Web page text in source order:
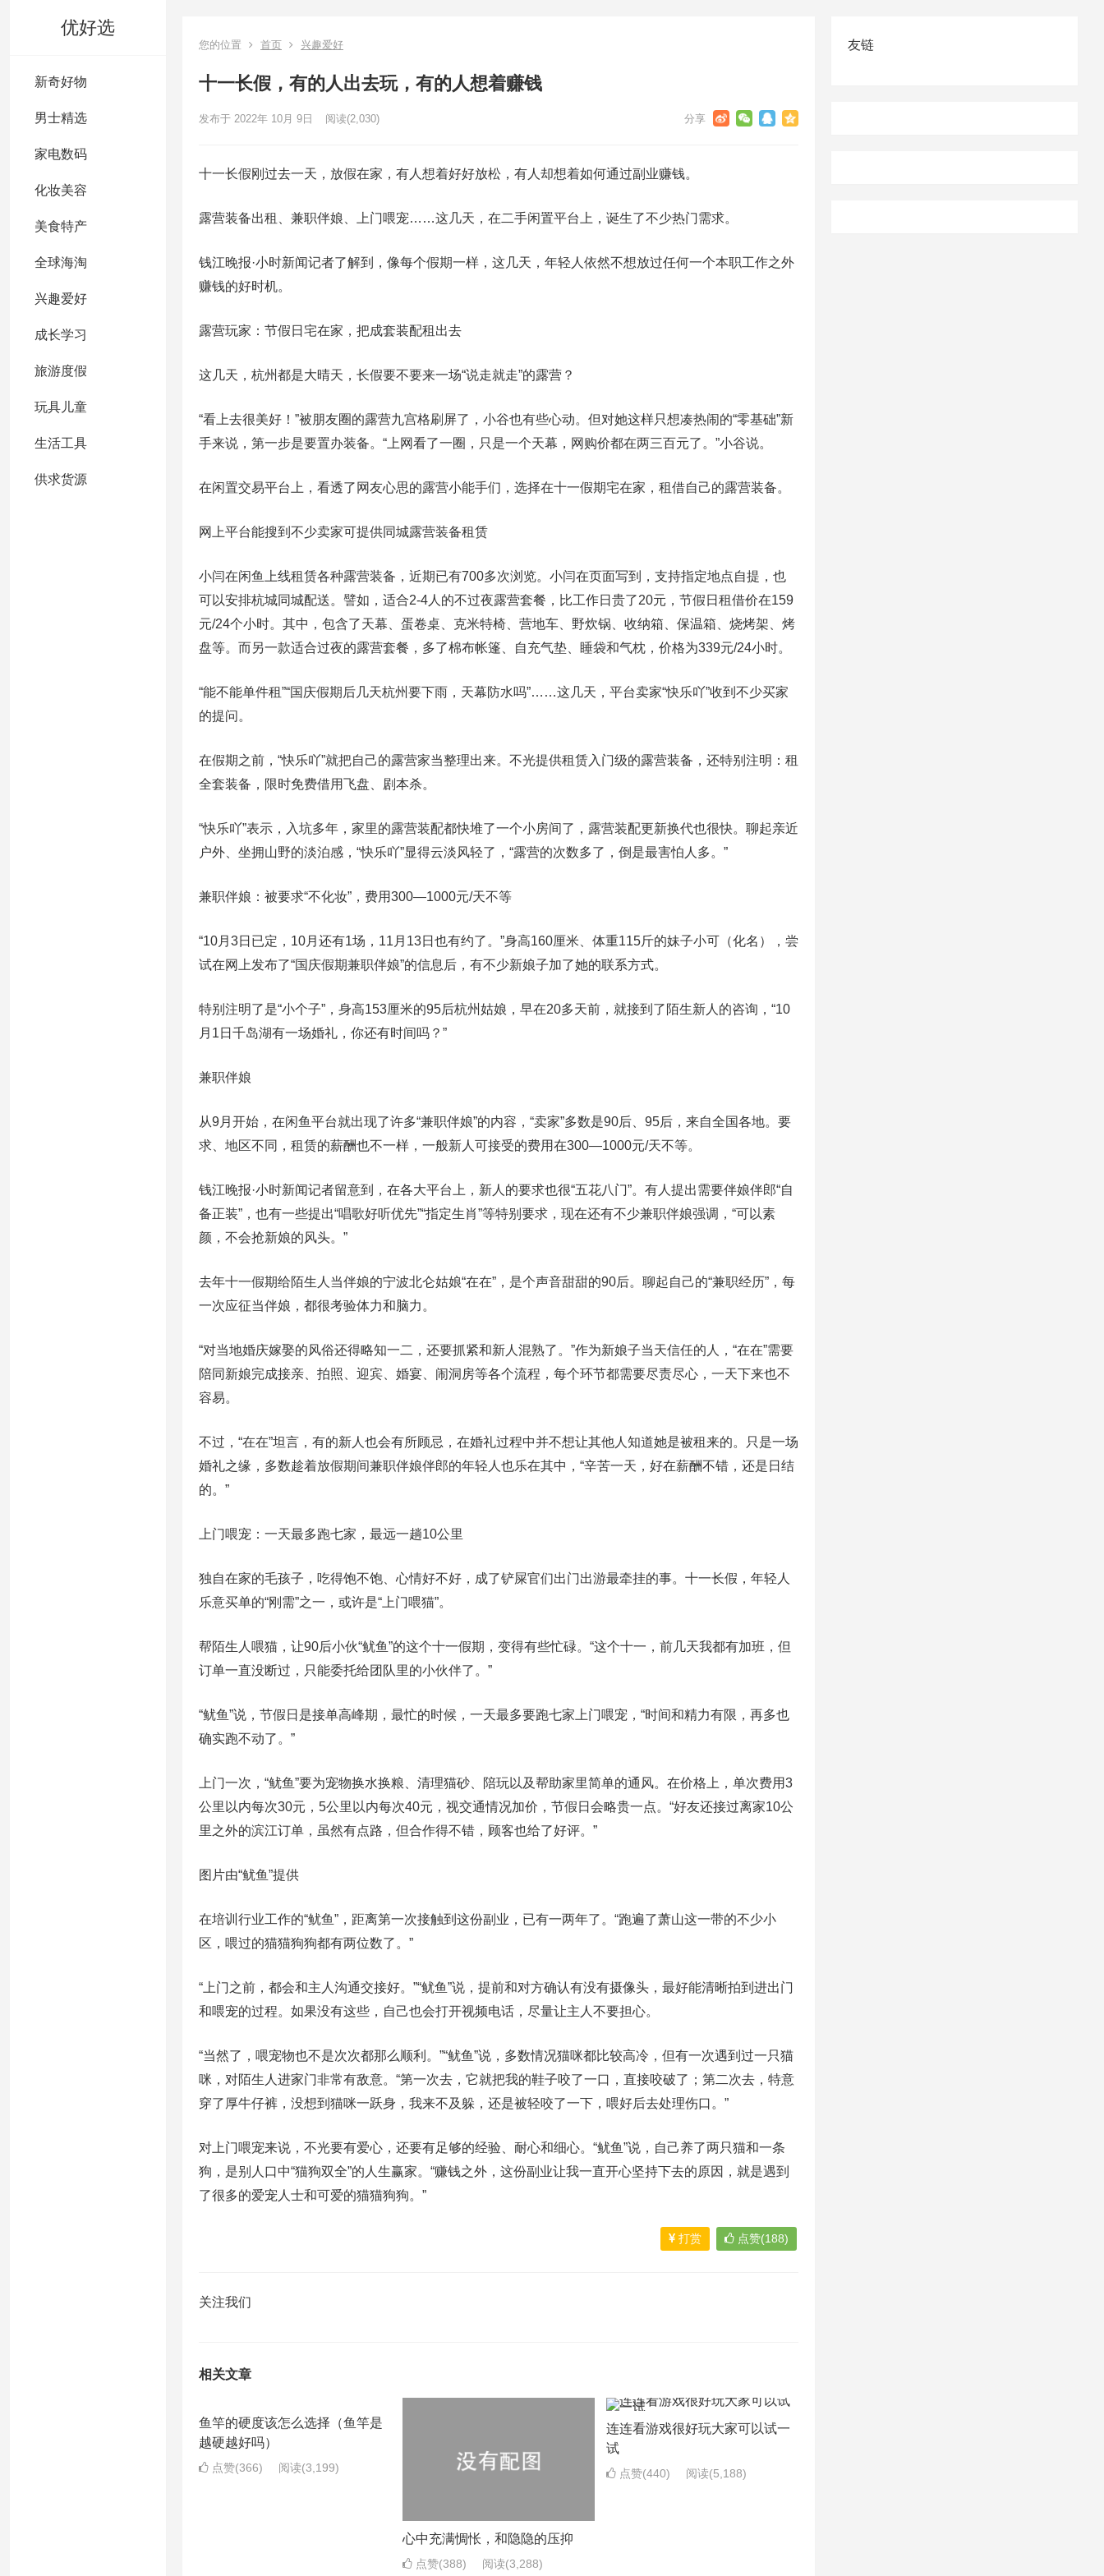
优好选
新奇好物
男士精选
家电数码
化妆美容
美食特产
全球海淘
兴趣爱好
成长学习
旅游度假
玩具儿童
生活工具
供求货源
您的位置 首页 兴趣爱好
十一长假，有的人出去玩，有的人想着赚钱
发布于 2022年 10月 9日 阅读(2,030)
十一长假刚过去一天，放假在家，有人想着好好放松，有人却想着如何通过副业赚钱。
露营装备出租、兼职伴娘、上门喂宠……这几天，在二手闲置平台上，诞生了不少热门需求。
钱江晚报·小时新闻记者了解到，像每个假期一样，这几天，年轻人依然不想放过任何一个本职工作之外
赚钱的好时机。
露营玩家：节假日宅在家，把成套装配租出去
这几天，杭州都是大晴天，长假要不要来一场“说走就走”的露营？
“看上去很美好！”被朋友圈的露营九宫格刷屏了，小谷也有些心动。但对她这样只想凑热闹的“零基础”新
手来说，第一步是要置办装备。“上网看了一圈，只是一个天幕，网购价都在两三百元了。”小谷说。
在闲置交易平台上，看透了网友心思的露营小能手们，选择在十一假期宅在家，租借自己的露营装备。
网上平台能搜到不少卖家可提供同城露营装备租赁
小闫在闲鱼上线租赁各种露营装备，近期已有700多次浏览。小闫在页面写到，支持指定地点自提，也
可以安排杭城同城配送。譬如，适合2-4人的不过夜露营套餐，比工作日贵了20元，节假日租借价在159
元/24个小时。其中，包含了天幕、蛋卷桌、克米特椅、营地车、野炊锅、收纳箱、保温箱、烧烤架、烤
盘等。而另一款适合过夜的露营套餐，多了棉布帐篷、自充气垫、睡袋和气枕，价格为339元/24小时。
“能不能单件租”“国庆假期后几天杭州要下雨，天幕防水吗”……这几天，平台卖家“快乐吖”收到不少买家
的提问。
在假期之前，“快乐吖”就把自己的露营家当整理出来。不光提供租赁入门级的露营装备，还特别注明：租
全套装备，限时免费借用飞盘、剧本杀。
“快乐吖”表示，入坑多年，家里的露营装配都快堆了一个小房间了，露营装配更新换代也很快。聊起亲近
户外、坐拥山野的淡泊感，“快乐吖”显得云淡风轻了，“露营的次数多了，倒是最害怕人多。”
兼职伴娘：被要求“不化妆”，费用300—1000元/天不等
“10月3日已定，10月还有1场，11月13日也有约了。”身高160厘米、体重115斤的妹子小可（化名），尝
试在网上发布了“国庆假期兼职伴娘”的信息后，有不少新娘子加了她的联系方式。
特别注明了是“小个子”，身高153厘米的95后杭州姑娘，早在20多天前，就接到了陌生新人的咨询，“10
月1日千岛湖有一场婚礼，你还有时间吗？”
兼职伴娘
从9月开始，在闲鱼平台就出现了许多“兼职伴娘”的内容，“卖家”多数是90后、95后，来自全国各地。要
求、地区不同，租赁的薪酬也不一样，一般新人可接受的费用在300—1000元/天不等。
钱江晚报·小时新闻记者留意到，在各大平台上，新人的要求也很“五花八门”。有人提出需要伴娘伴郎“自
备正装”，也有一些提出“唱歌好听优先”“指定生肖”等特别要求，现在还有不少兼职伴娘强调，“可以素
颜，不会抢新娘的风头。”
去年十一假期给陌生人当伴娘的宁波北仑姑娘“在在”，是个声音甜甜的90后。聊起自己的“兼职经历”，每
一次应征当伴娘，都很考验体力和脑力。
“对当地婚庆嫁娶的风俗还得略知一二，还要抓紧和新人混熟了。”作为新娘子当天信任的人，“在在”需要
陪同新娘完成接亲、拍照、迎宾、婚宴、闹洞房等各个流程，每个环节都需要尽责尽心，一天下来也不
容易。
不过，“在在”坦言，有的新人也会有所顾忌，在婚礼过程中并不想让其他人知道她是被租来的。只是一场
婚礼之缘，多数趁着放假期间兼职伴娘伴郎的年轻人也乐在其中，“辛苦一天，好在薪酬不错，还是日结
的。”
上门喂宠：一天最多跑七家，最远一趟10公里
独自在家的毛孩子，吃得饱不饱、心情好不好，成了铲屎官们出门出游最牵挂的事。十一长假，年轻人
乐意买单的“刚需”之一，或许是“上门喂猫”。
帮陌生人喂猫，让90后小伙“鱿鱼”的这个十一假期，变得有些忙碌。“这个十一，前几天我都有加班，但
订单一直没断过，只能委托给团队里的小伙伴了。”
“鱿鱼”说，节假日是接单高峰期，最忙的时候，一天最多要跑七家上门喂宠，“时间和精力有限，再多也
确实跑不动了。”
上门一次，“鱿鱼”要为宠物换水换粮、清理猫砂、陪玩以及帮助家里简单的通风。在价格上，单次费用3
公里以内每次30元，5公里以内每次40元，视交通情况加价，节假日会略贵一点。“好友还接过离家10公
里之外的滨江订单，虽然有点路，但合作得不错，顾客也给了好评。”
图片由“鱿鱼”提供
在培训行业工作的“鱿鱼”，距离第一次接触到这份副业，已有一两年了。“跑遍了萧山这一带的不少小
区，喂过的猫猫狗狗都有两位数了。”
“上门之前，都会和主人沟通交接好。”“鱿鱼”说，提前和对方确认有没有摄像头，最好能清晰拍到进出门
和喂宠的过程。如果没有这些，自己也会打开视频电话，尽量让主人不要担心。
“当然了，喂宠物也不是次次都那么顺利。”“鱿鱼”说，多数情况猫咪都比较高冷，但有一次遇到过一只猫
咪，对陌生人进家门非常有敌意。“第一次去，它就把我的鞋子咬了一口，直接咬破了；第二次去，特意
穿了厚牛仔裤，没想到猫咪一跃身，我来不及躲，还是被轻咬了一下，喂好后去处理伤口。”
对上门喂宠来说，不光要有爱心，还要有足够的经验、耐心和细心。“鱿鱼”说，自己养了两只猫和一条
狗，是别人口中“猫狗双全”的人生赢家。“赚钱之外，这份副业让我一直开心坚持下去的原因，就是遇到
了很多的爱宠人士和可爱的猫猫狗狗。”
打赏 点赞(188)
关注我们
相关文章
鱼竿的硬度该怎么选择（鱼竿是
越硬越好吗）
点赞(366) 阅读(3,199)
心中充满惆怅，和隐隐的压抑
点赞(388) 阅读(3,288)
连连看游戏很好玩大家可以试一
试
点赞(440) 阅读(5,188)
友链